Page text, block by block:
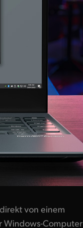
von einem
Windows-Computer